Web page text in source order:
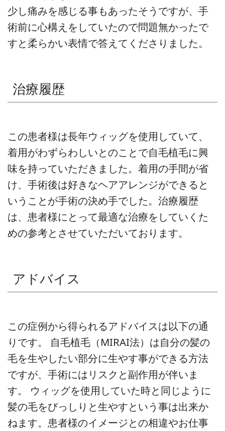
少し痛みを感じる事もあったそうですが、手
術前に心構えをしていたので問題無かったで
すと柔らかい表情で答えてくださりました。
治療履歴
この患者様は長年ウィッグを使用していて、
着用がわずらわしいとのことで自毛植毛に興
味を持っていただきました。着用の手間が省
け、手術後は好きなヘアアレンジができると
いうことが手術の決め手でした。治療履歴
は、患者様にとって最適な治療をしていくた
めの参考とさせていただいております。
アドバイス
この症例から得られるアドバイスは以下の通
りです。 自毛植毛（MIRAI法）は自分の髪の
毛を生やしたい部分に生やす事ができる方法
ですが、手術にはリスクと副作用が伴いま
す。 ウィッグを使用していた時と同じように
髪の毛をびっしりと生やすという事は出来か
ねます。患者様のイメージとの相違やお仕事